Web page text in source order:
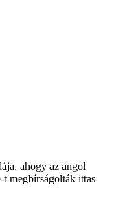
ahogy az angol
megbírságolták ittas